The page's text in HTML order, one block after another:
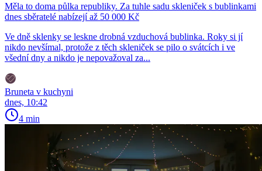
Měla to doma půlka republiky. Za tuhle sadu skleniček s bublinkami
dnes sběratelé nabízejí až 50 000 Kč
Ve dně sklenky se leskne drobná vzduchová bublinka. Roky si jí
nikdo nevšímal, protože z těch skleniček se pilo o svátcích i ve
všední dny a nikdo je nepovažoval za...
Bruneta v kuchyni
dnes, 10:42
4 min